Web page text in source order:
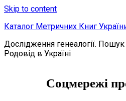
Skip to content
Каталог Метричних Книг
Дослідження генеалогії. Пошук
Родовід в Україні
Соцмережі